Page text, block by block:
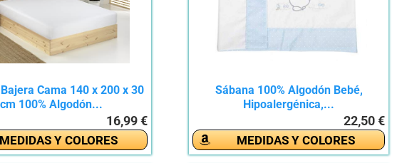
Cama 140 x 200 x 30
cm 100% Algodón...
16,99 €
MEDIDAS Y COLORES
Sábana 100% Algodón Bebé,
Hipoalergénica,...
22,50 €
MEDIDAS Y COLORES